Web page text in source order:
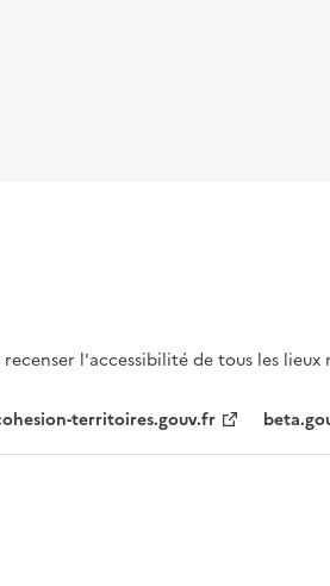
l'accessibilité de tous les
territoires.gouv.fr